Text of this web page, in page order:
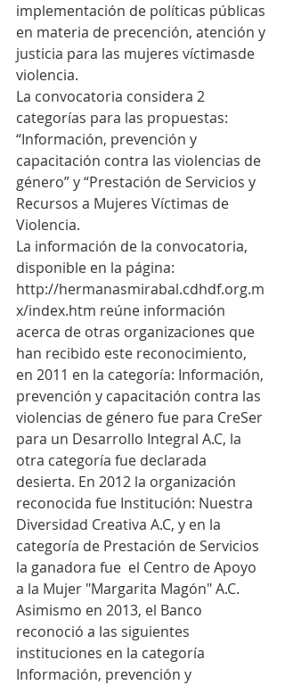
implementación de políticas públicas
en materia de precención, atención y
justicia para las mujeres víctimasde
violencia.
La convocatoria considera 2
categorías para las propuestas:
“Información, prevención y
capacitación contra las violencias de
género” y “Prestación de Servicios y
Recursos a Mujeres Víctimas de
Violencia.
La información de la convocatoria,
disponible en la página:
http://hermanasmirabal.cdhdf.org.m
x/index.htm reúne información
acerca de otras organizaciones que
han recibido este reconocimiento,
en 2011 en la categoría: Información,
prevención y capacitación contra las
violencias de género fue para CreSer
para un Desarrollo Integral A.C, la
otra categoría fue declarada
desierta. En 2012 la organización
reconocida fue Institución: Nuestra
Diversidad Creativa A.C, y en la
categoría de Prestación de Servicios
la ganadora fue  el Centro de Apoyo
a la Mujer "Margarita Magón" A.C.
Asimismo en 2013, el Banco
reconoció a las siguientes
instituciones en la categoría
Información, prevención y